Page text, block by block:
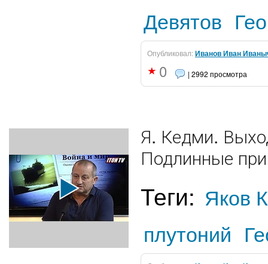
Девятов
Опубликовал:Иванов Иван
0 | 2992 просмотра
Я. Кедми.
Подлинные
Теги: Яков
плутоний